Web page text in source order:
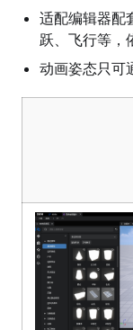
适配编辑器配
跃、飞行等，
动画姿态只可